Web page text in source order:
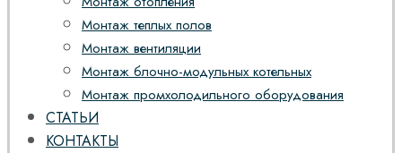
Монтаж теплых полов
Монтаж вентиляции
Монтаж блочно-модульных котельных
Монтаж промхолодильного оборудования
СТАТЬИ
КОНТАКТЫ